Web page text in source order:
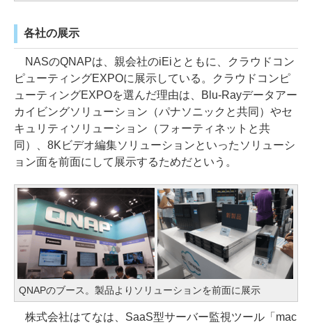
各社の展示
NASのQNAPは、親会社のiEiとともに、クラウドコン
ピューティングEXPOに展示している。クラウドコンピ
ューティングEXPOを選んだ理由は、Blu-Rayデータアー
カイビングソリューション（パナソニックと共同）やセ
キュリティソリューション（フォーティネットと共
同）、8Kビデオ編集ソリューションといったソリューシ
ョン面を前面にして展示するためだという。
QNAPのブース。製品よりソリューションを前面に展示
株式会社はてなは、SaaS型サーバー監視ツール「mac